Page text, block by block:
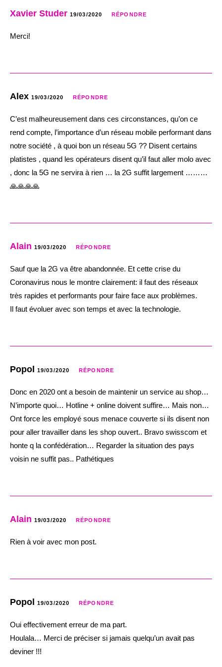
Xavier Studer 19/03/2020 RÉPONDRE
Merci!
Alex 19/03/2020 RÉPONDRE
C’est malheureusement dans ces circonstances, qu’on ce
rend compte, l’importance d’un réseau mobile performant dans
notre société , à quoi bon un réseau 5G ?? Disent certains
platistes , quand les opérateurs disent qu’il faut aller molo avec
, donc la 5G ne servira à rien … la 2G suffit largement ………
🙏🙏🙏🙏
Alain 19/03/2020 RÉPONDRE
Sauf que la 2G va être abandonnée. Et cette crise du
Coronavirus nous le montre clairement: il faut des réseaux
très rapides et performants pour faire face aux problèmes.
Il faut évoluer avec son temps et avec la technologie.
Popol 19/03/2020 RÉPONDRE
Donc en 2020 ont a besoin de maintenir un service au shop…
N’importe quoi… Hotline + online doivent suffire… Mais non…
Ont force les employé sous menace couverte si ils disent non
pour aller travailler dans les shop ouvert.. Bravo swisscom et
honte q la confédération… Regarder la situation des pays
voisin ne suffit pas.. Pathétiques
Alain 19/03/2020 RÉPONDRE
Rien à voir avec mon post.
Popol 19/03/2020 RÉPONDRE
Oui effectivement erreur de ma part.
Houlala… Merci de préciser si jamais quelqu’un avait pas
deviner !!!